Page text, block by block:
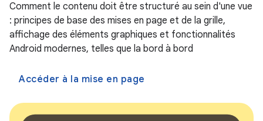
Comment le contenu doit être structuré au sein d'une vue
: principes de base des mises en page et de la grille,
affichage des éléments graphiques et fonctionnalités
Android modernes, telles que la bord à bord
Accéder à la mise en page